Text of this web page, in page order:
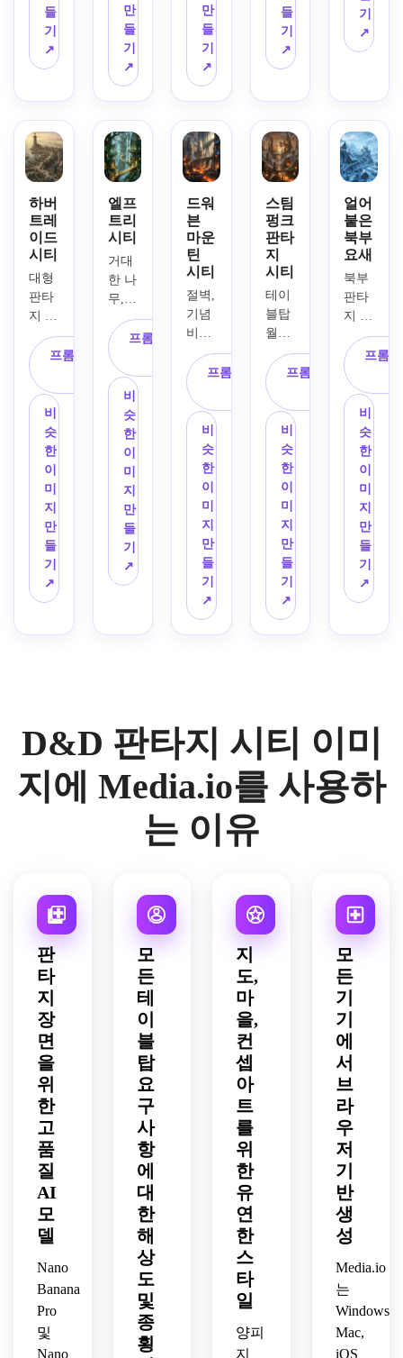
요새
벽,
강,
라벨
이 붙
은 랜
드마
크,
나침
반 장
미,
지도
제작
자 스
타일,
한 종
이 질
감,
선명
한 세
부 사
항,
캠페
인 사
용을
위한
높은
선명
도에
던전
위한
상향
식 판
타지
도시
들
기
↗
광장,
선술
대장
장,
사원,
여관,
마구
간,
부두,
그리
드 친
화적
인 구
성,
판타
이블
도 스
타일,
깔끔
한 아
이콘
그래
흙빛
팔레
선명
한 윤
선명
레이
어와
마스
터를
만
들
기
↗
배너,
레이
어드
지구,
돌 다
리,
극적
인 일
몰,
체적
조명,
따뜻
한 금
과 진
홍색
팔레
트,
영화
트 아
트,
매우
세부
적인
건축,
서사
시 규
모,
몰입
감 있
는 분
위기,
세련
된 판
션.
만
들
기
↗
지붕,
안개
가 가
득한
달빛
이 비
치는
스카
이라
인,
차가
운 청
회색
팔레
트,
젖은
돌 질
불길
한 분
위기,
세부
적인
건축,
그림
같은
영화
스타
고대
비 조
명,
몰입
들
기
↗
다리,
깔끔
한 구
만 믿
을 수
있는
팔레
트,
세계
구축
예술
스타
일,
매우
세부
된 옥
상과
거리,
깨끗
한 관
점,
읽기
쉬운
레이
아웃,
세련
된 판
타지
환경
기
↗
하버
트레
이드
시티
대형
판타
지 항
구 도
시,
부두,
조선
소,
등대,
상인
지구,
해안
선술
집,
창고,
무역
선박,
높은
대,
경 스
토리
텔링,
풍화
된 나
한 판
타지
스트
레이
션,
균형
잡힌
해안
팔레
트,
높은
디테
일.
프롬프트 복
비
슷
한
이
미
지
만
들
기
↗
엘프
트리
시티
거대
한 나
무,
빛나
는 다
리,
잎 캐
노피
건축,
폭포,
마법
등불,
빛나
는 녹
색과
금 팔
레트,
높은
부드
러운
안개,
꿈같
프롬프트 복
비
슷
한
이
미
지
만
들
기
↗
드워
븐
마운
틴
시티
절벽,
기념
비적
문,
돌
홀,
단조
지구,
용암
수로,
룬 조
각,
극적
인 조
명,
거친
질감,
깊은
경 예
술,
세부
축,
강력
프롬프트 복
비
슷
한
이
미
지
만
들
기
↗
스팀
펑크
판타
지
시티
테이
블탑
월드
빌딩,
황동
타워,
비행
선,
기어
구동
기계,
높은
보도,
시계
자동
건축,
산업
안개,
따뜻
는 회
색 팔
복잡
한 디
지 아
역동
프롬프트 복
비
슷
한
이
미
지
만
들
기
↗
얼어
붙은
북부
요새
북부
판타
지 거
점 도
시,
눈 덮
인 지
붕,
얼음
같은
벽,
롱하
우스,
산 배
경,
차가
운 푸
른 분
창백
한 중
세 디
자인,
서리
컨셉
아트,
적인
프론
티어
무드,
고도
로 디
테일
한 판
타지
환경.
프롬
비
슷
한
이
미
지
만
들
기
↗
D&D 판타지 시티 이미
지에 Media.io를 사용하
는 이유
판
타
지
장
면
을
위
한
고
품
질
AI
모
델
Nano
Banana
Pro
및
Nano
모
든
테
이
블
탑
요
구
사
항
에
대
한
해
상
도
및
종
횡
지
도,
마
을,
컨
셉
아
트
를
위
한
유
연
한
스
타
일
양피
지
모
든
기
기
에
서
브
라
우
저
기
반
생
성
Media.io
는
Windows,
Mac,
iOS